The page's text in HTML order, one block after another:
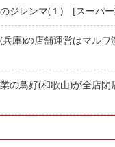
ジレンマ(１) [スーパ
兵庫)の店舗運営はマル
の鳥好(和歌山)が全店